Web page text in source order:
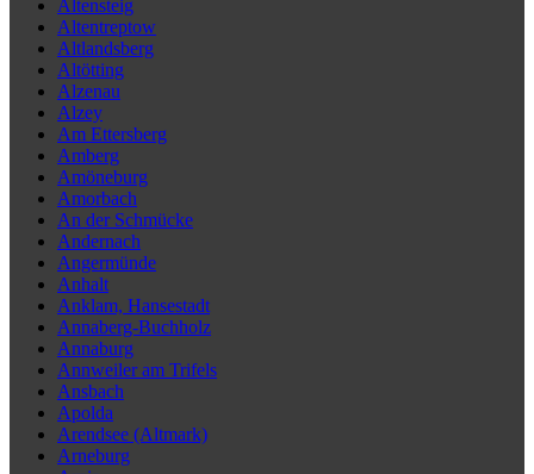
Altensteig
Altentreptow
Altlandsberg
Altötting
Alzenau
Alzey
Am Ettersberg
Amberg
Amöneburg
Amorbach
An der Schmücke
Andernach
Angermünde
Anhalt
Anklam, Hansestadt
Annaberg-Buchholz
Annaburg
Annweiler am Trifels
Ansbach
Apolda
Arendsee (Altmark)
Arneburg